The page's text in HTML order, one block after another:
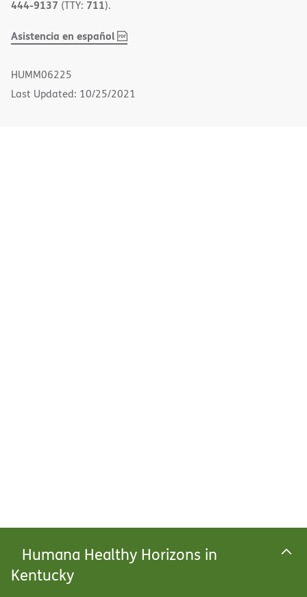
Humana Healthy Horizons in
Kentucky
444-9137 (TTY: 711).
Asistencia en español,
(opens
HUMM06225
Last Updated: 10/25/2021